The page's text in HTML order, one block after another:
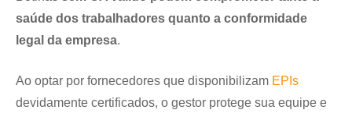
saúde dos trabalhadores quanto a conformidade
legal da empresa.
Ao optar por fornecedores que disponibilizam EPIs
devidamente certificados, o gestor protege sua equipe e